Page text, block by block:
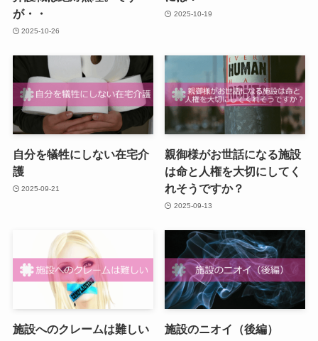
が・・
2025-10-26
2025-10-19
自分を犠牲にしない在宅介
護
2025-09-21
親御様がお世話になる施設
は命と人権を大切にしてく
れそうですか？
2025-09-13
施設へのクレームは難しい 施設のニオイ（後編）